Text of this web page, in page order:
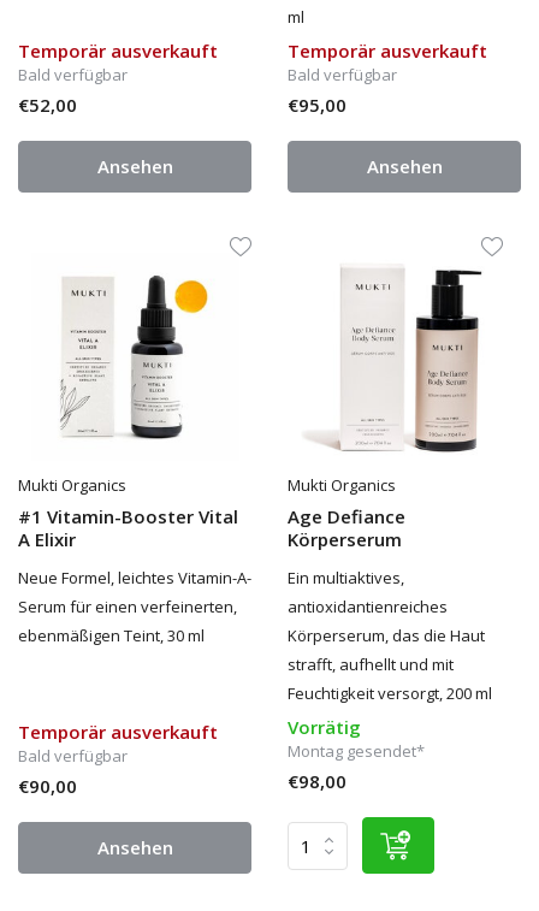
Temporär ausverkauft
Bald verfügbar
€52,00
Ansehen
ml
Temporär ausverkauft
Bald verfügbar
€95,00
Ansehen
Mukti Organics
#1 Vitamin-Booster Vital
A Elixir
Neue Formel, leichtes Vitamin-A-
Serum für einen verfeinerten,
ebenmäßigen Teint, 30 ml
Temporär ausverkauft
Bald verfügbar
€90,00
Ansehen
Mukti Organics
Age Defiance
Körperserum
Ein multiaktives,
antioxidantienreiches
Körperserum, das die Haut
strafft, aufhellt und mit
Feuchtigkeit versorgt, 200 ml
Vorrätig
Montag gesendet*
€98,00